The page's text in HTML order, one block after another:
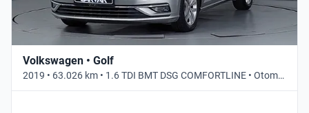
Volkswagen • Golf
2019 • 63.026 km • 1.6 TDI BMT DSG COMFORTLINE • Otomatik